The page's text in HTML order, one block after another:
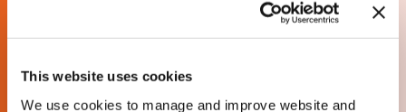
This website uses cookies
We use cookies to manage and improve website and